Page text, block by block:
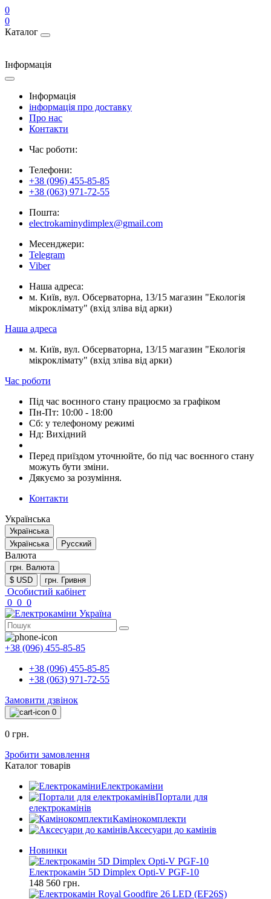
0
0
Каталог
Інформація
Інформація
інформація про доставку
Про нас
Контакти
Час роботи:
Телефони:
+38 (096) 455-85-85
+38 (063) 971-72-55
Пошта:
electrokaminydimplex@gmail.com
Месенджери:
Telegram
Viber
Наша адреса:
м. Київ, вул. Обсерваторна, 13/15 магазин "Екологія
мікроклімату" (вхід зліва від арки)
Наша адреса
м. Київ, вул. Обсерваторна, 13/15 магазин "Екологія
мікроклімату" (вхід зліва від арки)
Час роботи
Під час воєнного стану працюємо за графіком
Пн-Пт: 10:00 - 18:00
Сб: у телефоному режимі
Нд: Вихідний
Перед приїздом уточнюйте, бо під час воєнного стану
можуть бути зміни.
Дякуємо за розуміння.
Контакти
Українська
Українська
Українська
Русский
Валюта
грн. Валюта
$ USD
грн. Гривня
Особистий кабінет
0 0 0
+38 (096) 455-85-85
+38 (096) 455-85-85
+38 (063) 971-72-55
Замовити дзвінок
0
0 грн.
Зробити замовлення
Каталог товарів
Електрокаміни
Портали для
електрокамінів
Камінокомплекти
Аксесуари до камінів
Новинки
Електрокамін 5D Dimplex Opti-V PGF-10
148 560 грн.